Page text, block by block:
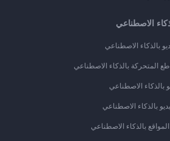
الاصطناعي
بالذكاء الاصطناعي
المتحركة بالذكاء الاصطناعي
بالذكاء الاصطناعي
بالذكاء الاصطناعي
المواقع بالذكاء الاصطناعي